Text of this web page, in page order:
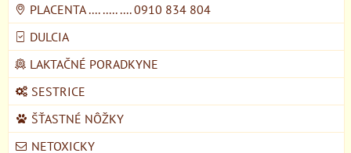
PLACENTA .... ..... .... 0910 834 804
DULCIA
LAKTAČNÉ PORADKYNE
SESTRICE
ŠŤASTNÉ NÔŽKY
NETOXICKY